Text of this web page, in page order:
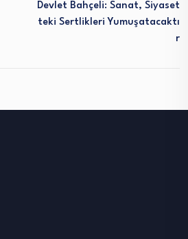
Devlet Bahçeli: Sanat, Siyaset
Teki Sertlikleri Yumuşatacaktı
R